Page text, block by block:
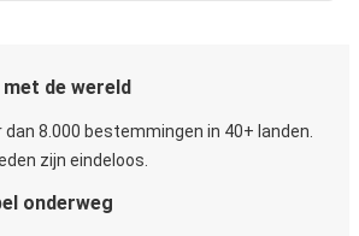
de wereld
8.000 bestemmingen in 40+ landen.
zijn eindeloos.
onderweg